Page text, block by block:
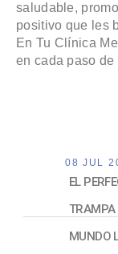
saludable,
positivo que les
En Tu Clínica
en cada paso
08 JUL
EL
TRAMPA
MUNDO